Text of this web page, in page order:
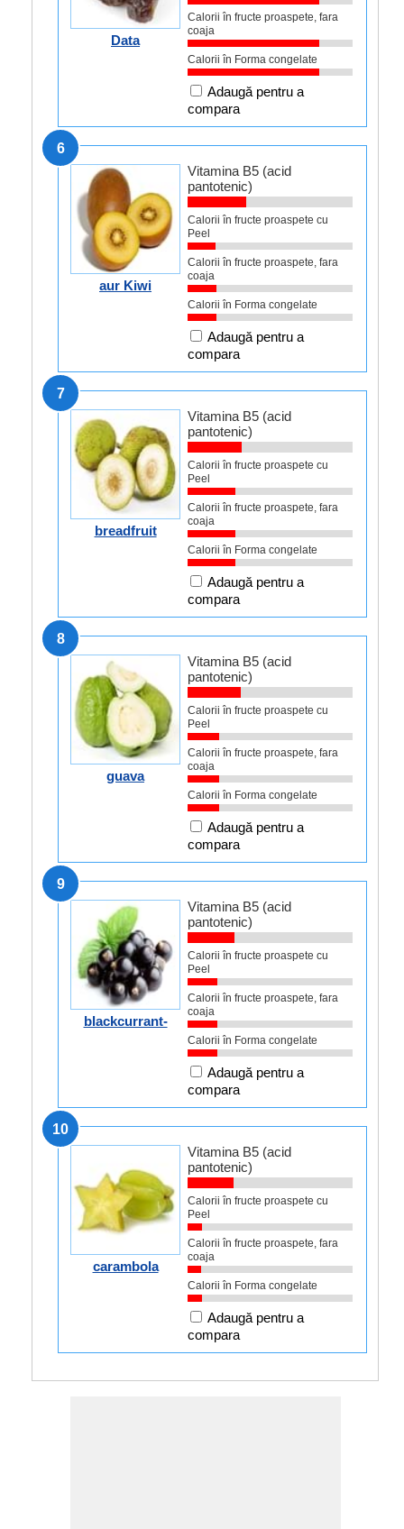
Data
Calorii în fructe proaspete, fara
coaja
Calorii în Forma congelate
Adaugă pentru a
compara
6
aur Kiwi
Vitamina B5 (acid
pantotenic)
Calorii în fructe proaspete cu
Peel
Calorii în fructe proaspete, fara
coaja
Calorii în Forma congelate
Adaugă pentru a
compara
7
breadfruit
Vitamina B5 (acid
pantotenic)
Calorii în fructe proaspete cu
Peel
Calorii în fructe proaspete, fara
coaja
Calorii în Forma congelate
Adaugă pentru a
compara
8
guava
Vitamina B5 (acid
pantotenic)
Calorii în fructe proaspete cu
Peel
Calorii în fructe proaspete, fara
coaja
Calorii în Forma congelate
Adaugă pentru a
compara
9
blackcurrant-
Vitamina B5 (acid
pantotenic)
Calorii în fructe proaspete cu
Peel
Calorii în fructe proaspete, fara
coaja
Calorii în Forma congelate
Adaugă pentru a
compara
10
carambola
Vitamina B5 (acid
pantotenic)
Calorii în fructe proaspete cu
Peel
Calorii în fructe proaspete, fara
coaja
Calorii în Forma congelate
Adaugă pentru a
compara